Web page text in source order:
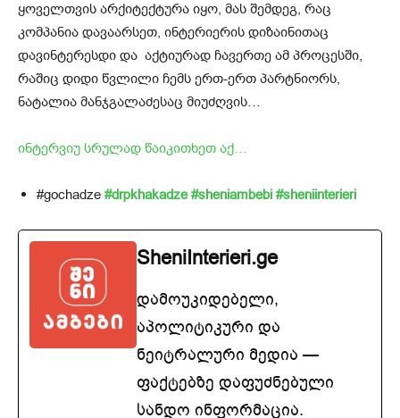
ყოველთვის არქიტექტურა იყო, მას შემდეგ, რაც
კომპანია დავაარსეთ, ინტერიერის დიზაინითაც
დავინტერესდი და აქტიურად ჩავერთე ამ პროცესში,
რაშიც დიდი წვლილი ჩემს ერთ-ერთ პარტნიორს,
ნატალია მანჯგალაძესაც მიუძღვის…
ინტერვიუ სრულად წაიკითხეთ აქ…
#gochadze #drpkhakadze #sheniambebi #sheniinterieri
SheniInterieri.ge
დამოუკიდებელი,
აპოლიტიკური და
ნეიტრალური მედია —
ფაქტებზე დაფუძნებული
სანდო ინფორმაცია.